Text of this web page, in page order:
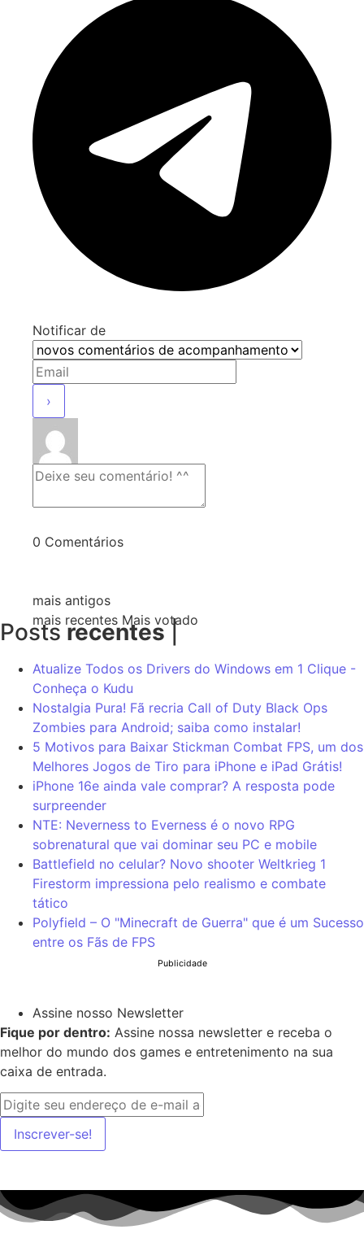
Notificar de
0 Comentários
mais antigos
mais recentes Mais votado
Posts recentes |
Atualize Todos os Drivers do Windows em 1 Clique -
Conheça o Kudu
Nostalgia Pura! Fã recria Call of Duty Black Ops
Zombies para Android; saiba como instalar!
5 Motivos para Baixar Stickman Combat FPS, um dos
Melhores Jogos de Tiro para iPhone e iPad Grátis!
iPhone 16e ainda vale comprar? A resposta pode
surpreender
NTE: Neverness to Everness é o novo RPG
sobrenatural que vai dominar seu PC e mobile
Battlefield no celular? Novo shooter Weltkrieg 1
Firestorm impressiona pelo realismo e combate
tático
Polyfield – O "Minecraft de Guerra" que é um Sucesso
entre os Fãs de FPS
Publicidade
Assine nosso Newsletter
Fique por dentro: Assine nossa newsletter e receba o
melhor do mundo dos games e entretenimento na sua
caixa de entrada.
Inscrever-se!